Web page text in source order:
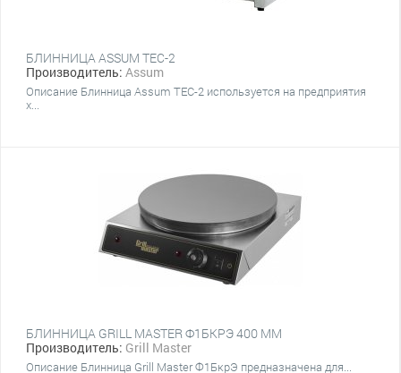
БЛИННИЦА ASSUM ТЕС-2
Производитель: Assum
Описание Блинница Assum TEC-2 используется на предприятия
х...
БЛИННИЦА GRILL MASTER Ф1БКРЭ 400 ММ
Производитель: Grill Master
Описание Блинница Grill Master Ф1БкрЭ предназначена для...